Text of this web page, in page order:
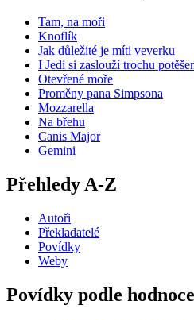
Tam, na moři
Knoflík
Jak důležité je míti veverku
I Jedi si zaslouží trochu
Otevřené moře
Proměny pana Simpsona
Mozzarella
Na břehu
Canis Major
Gemini
Přehledy A-Z
Autoři
Překladatelé
Povídky
Weby
Povídky podle